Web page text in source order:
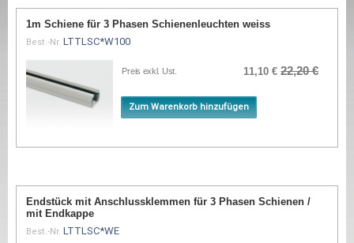
1m Schiene für 3 Phasen Schienenleuchten weiss
Best.-Nr. LTTLSC*W100
Preis exkl. Ust. 11,10 € 22,20 €
Zum Warenkorb hinzufügen
Endstück mit Anschlussklemmen für 3 Phasen Schienen /
mit Endkappe
Best.-Nr. LTTLSC*WE